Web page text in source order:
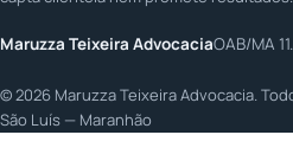
Maruzza Teixeira AdvocaciaOAB/MA
©2026 Maruzza Teixeira Advocacia.
São Luís — Maranhão